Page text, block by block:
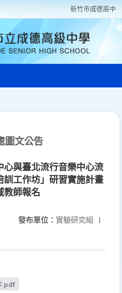
新竹巿成德高中
圖文公告
心與臺北流行音樂中心流
訓工作坊」研習實施計畫
教師報名
發布單位： 實驗研究組 |
.pdf